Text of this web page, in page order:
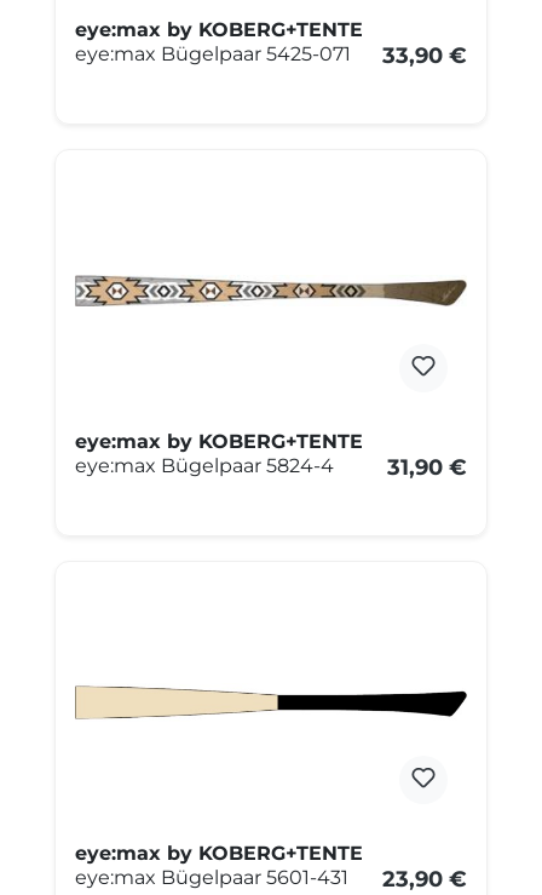
eye:max by KOBERG+TENTE
eye:max Bügelpaar 5425-071
33,90 €
eye:max by KOBERG+TENTE
eye:max Bügelpaar 5824-4
31,90 €
eye:max by KOBERG+TENTE
eye:max Bügelpaar 5601-431
23,90 €